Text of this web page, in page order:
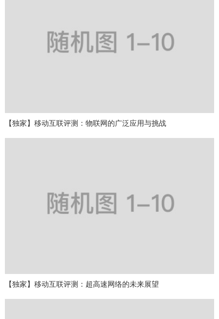
【独家】移动互联评测：物联网的广泛应用与挑战
【独家】移动互联评测：超高速网络的未来展望